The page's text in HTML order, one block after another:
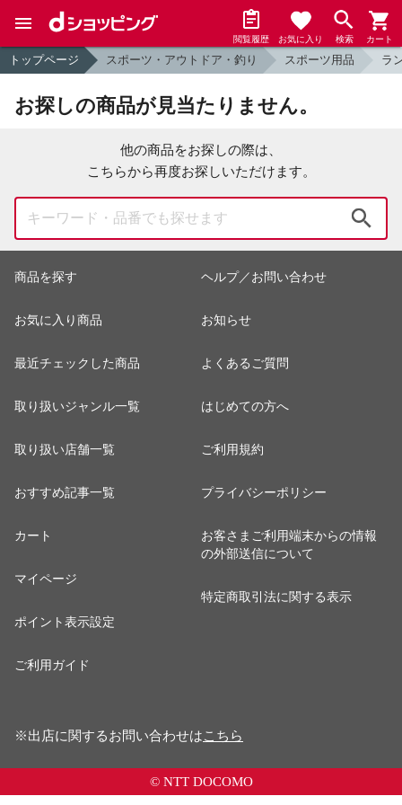
閲覧履歴 お気に入り 検索 カート
トップページ スポーツ・アウトドア・釣り スポーツ用品 ラ
お探しの商品が見当たりません。
他の商品をお探しの際は、
こちらから再度お探しいただけます。
商品を探す
お気に入り商品
最近チェックした商品
取り扱いジャンル一覧
取り扱い店舗一覧
おすすめ記事一覧
カート
マイページ
ポイント表示設定
ご利用ガイド
ヘルプ／お問い合わせ
お知らせ
よくあるご質問
はじめての方へ
ご利用規約
プライバシーポリシー
お客さまご利用端末からの情報
の外部送信について
特定商取引法に関する表示
※出店に関するお問い合わせはこちら
© NTT DOCOMO